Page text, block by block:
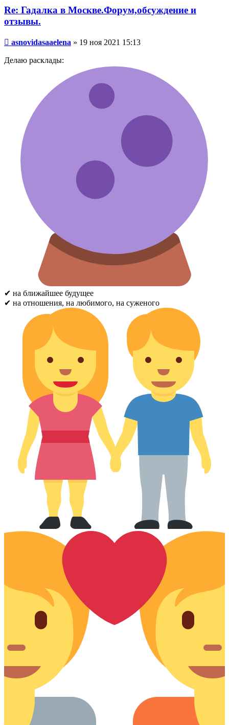
Re: Гадалка в Москве.Форум,обсуждение и
отзывы.
Сообщение
asnovidasaaelena » 19 ноя 2021 15:13
Делаю расклады:
✔ на ближайшее будущее
✔ на отношения, на любимого, на суженого